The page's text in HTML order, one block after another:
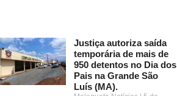
Justiça autoriza saída
temporária de mais de
950 detentos no Dia dos
Pais na Grande São
Luís (MA).